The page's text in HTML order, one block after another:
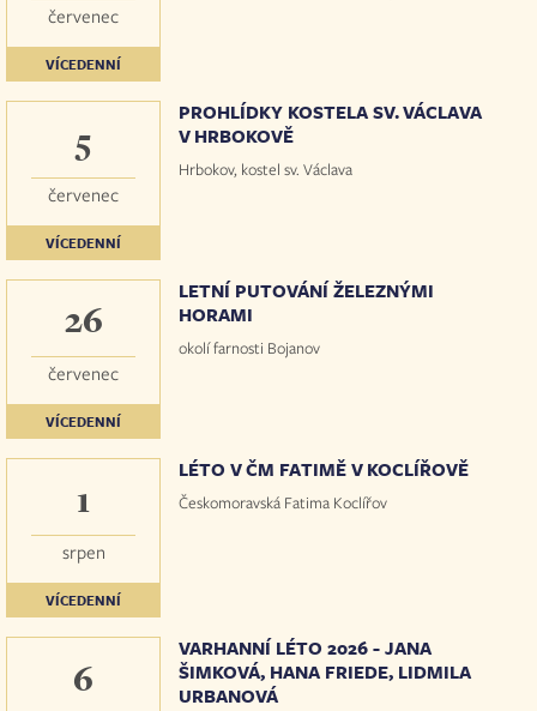
červenec
VÍCEDENNÍ
5
červenec
VÍCEDENNÍ
PROHLÍDKY KOSTELA SV. VÁCLAVA
V HRBOKOVĚ
Hrbokov, kostel sv. Václava
26
červenec
VÍCEDENNÍ
LETNÍ PUTOVÁNÍ ŽELEZNÝMI
HORAMI
okolí farnosti Bojanov
1
srpen
VÍCEDENNÍ
LÉTO V ČM FATIMĚ V KOCLÍŘOVĚ
Českomoravská Fatima Koclířov
6
VARHANNÍ LÉTO 2026 - JANA
ŠIMKOVÁ, HANA FRIEDE, LIDMILA
URBANOVÁ